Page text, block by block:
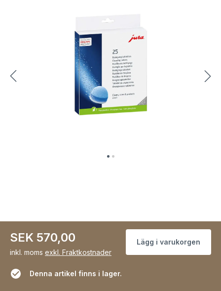
SEK 570,00
inkl. moms exkl. Fraktkostnader
Lägg i varukorgen
Denna artikel finns i lager.